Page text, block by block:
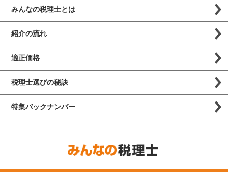
みんなの税理士とは
紹介の流れ
適正価格
税理士選びの秘訣
特集バックナンバー